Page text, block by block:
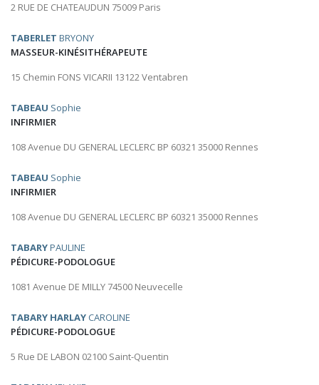
2 RUE DE CHATEAUDUN 75009 Paris
TABERLET BRYONY
MASSEUR-KINÉSITHÉRAPEUTE
15 Chemin FONS VICARII 13122 Ventabren
TABEAU Sophie
INFIRMIER
108 Avenue DU GENERAL LECLERC BP 60321 35000 Rennes
TABEAU Sophie
INFIRMIER
108 Avenue DU GENERAL LECLERC BP 60321 35000 Rennes
TABARYPAULINE
PÉDICURE-PODOLOGUE
1081 Avenue DE MILLY 74500 Neuvecelle
TABARY HARLAY CAROLINE
PÉDICURE-PODOLOGUE
5 Rue DE LABON 02100 Saint-Quentin